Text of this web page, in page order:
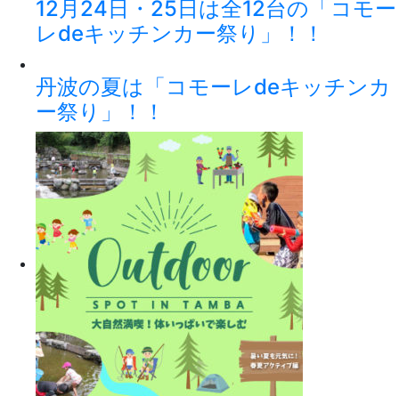
12月24日・25日は全12台の「コモー
レdeキッチンカー祭り」！！
丹波の夏は「コモーレdeキッチンカ
ー祭り」！！